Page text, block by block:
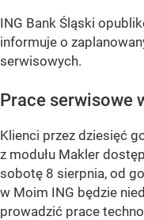
ING Bank Śląski
informuje o
serwisowych.
Prace serwisowe
Klienci przez dziesięć
z modułu Makler
sobotę 8 sierpnia, od
w Moim ING będzie
prowadzić prace